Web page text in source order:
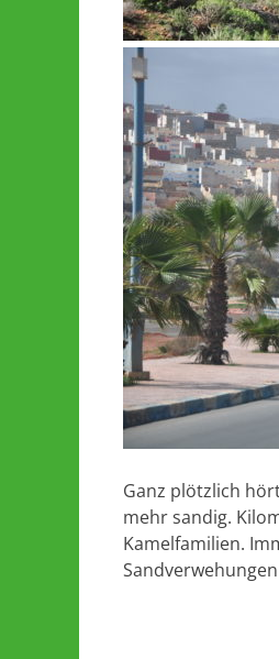
Ganz plötzlich
mehr sandig.
Kamelfamilien.